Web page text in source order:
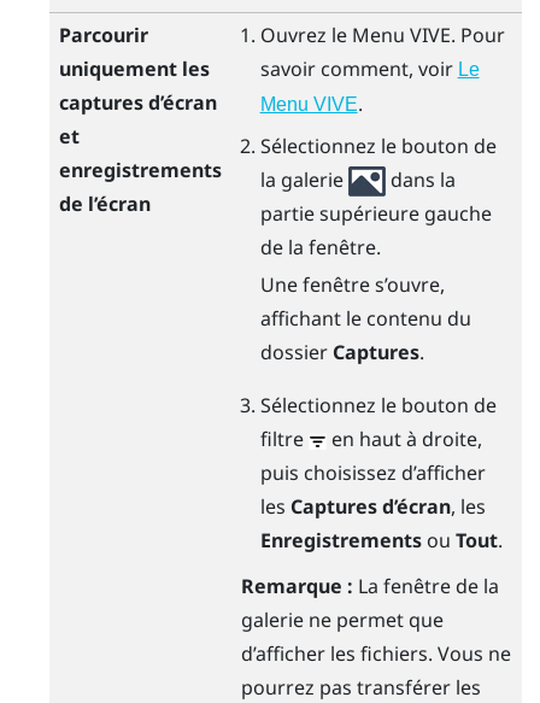
Parcourir
uniquement les
captures d’écran
et
enregistrements
de l’écran
Ouvrez le Menu VIVE. Pour
savoir comment, voir Le
Menu VIVE.
Sélectionnez le bouton de
la galerie
dans la
partie supérieure gauche
de la fenêtre.
Une fenêtre s’ouvre,
affichant le contenu du
dossier Captures.
Sélectionnez le bouton de
filtre
en haut à droite,
puis choisissez d’afficher
les Captures d’écran, les
Enregistrementsou Tout.
Remarque : La fenêtre de la
galerie ne permet que
d’afficher les fichiers. Vous ne
pourrez pas transférer les